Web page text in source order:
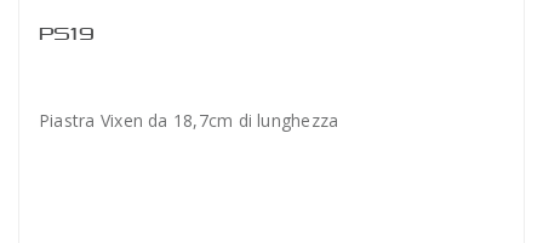
PS19
Piastra Vixen da 18,7cm di lunghezza